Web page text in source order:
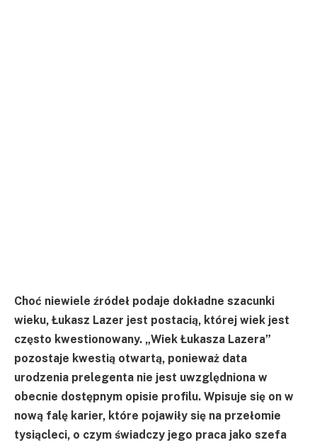
Choć niewiele źródeł podaje dokładne szacunki
wieku, Łukasz Lazer jest postacią, której wiek jest
często kwestionowany. „Wiek Łukasza Lazera”
pozostaje kwestią otwartą, ponieważ data
urodzenia prelegenta nie jest uwzględniona w
obecnie dostępnym opisie profilu. Wpisuje się on w
nową falę karier, które pojawiły się na przełomie
tysiącleci, o czym świadczy jego praca jako szefa